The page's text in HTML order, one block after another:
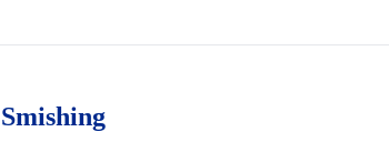
Smishing